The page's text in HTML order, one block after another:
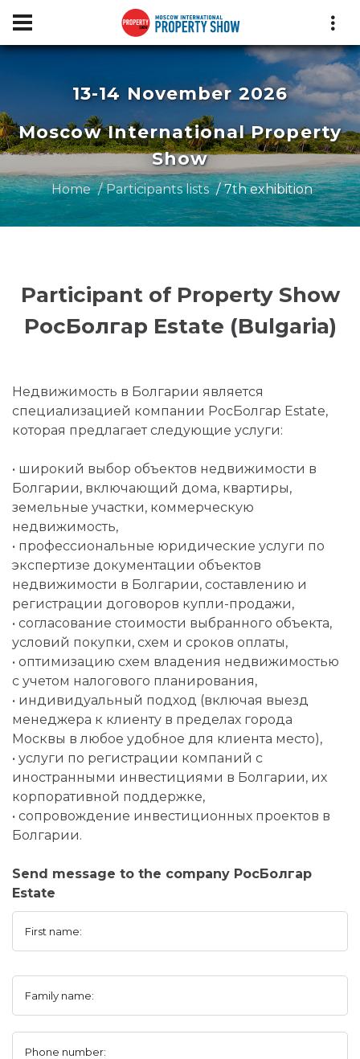
13-14 November 2026
Moscow International Property
Show
Home Participants lists 7th exhibition
Participant of Property Show
РосБолгар Estate (Bulgaria)
Недвижимость в Болгарии является
специализацией компании РосБолгар Estate,
которая предлагает следующие услуги:
• широкий выбор объектов недвижимости в
Болгарии, включающий дома, квартиры,
земельные участки, коммерческую
недвижимость,
• профессиональные юридические услуги по
экспертизе документации объектов
недвижимости в Болгарии, составлению и
регистрации договоров купли-продажи,
• согласование стоимости выбранного объекта,
условий покупки, схем и сроков оплаты,
• оптимизацию схем владения недвижимостью
с учетом налогового планирования,
• индивидуальный подход (включая выезд
менеджера к клиенту в пределах города
Москвы в любое удобное для клиента место),
• услуги по регистрации компаний с
иностранными инвестициями в Болгарии, их
корпоративной поддержке,
• сопровождение инвестиционных проектов в
Болгарии.
Send message to the company РосБолгар
Estate
First name:
Family name:
Phone number: